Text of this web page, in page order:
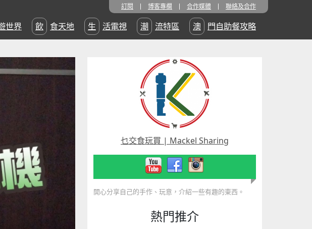
訂閱 博客專欄 合作媒體 聯絡及合作
遊世界 飲食天地 生活電視 潮流特區 澳門自助餐攻略
乜交食玩買 | Mackel Sharing
開心分享自己的手作、玩意，介紹一些有趣的東西。
熱門推介